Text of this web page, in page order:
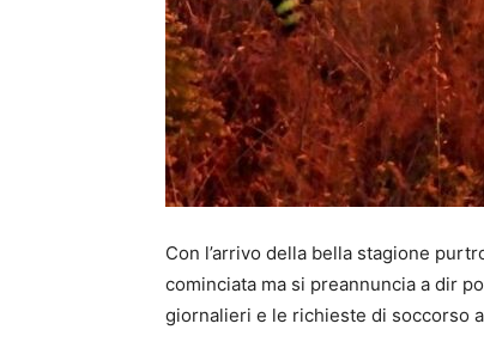
Con l’arrivo della bella stagione
cominciata ma si preannuncia a dir
giornalieri e le richieste di soccorso